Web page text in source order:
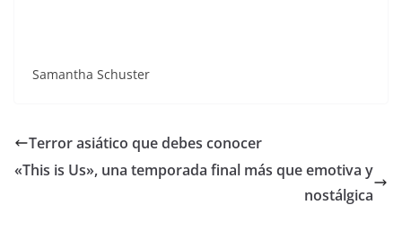
Samantha Schuster
Terror asiático que debes conocer
«This is Us», una temporada final más que emotiva y
nostálgica